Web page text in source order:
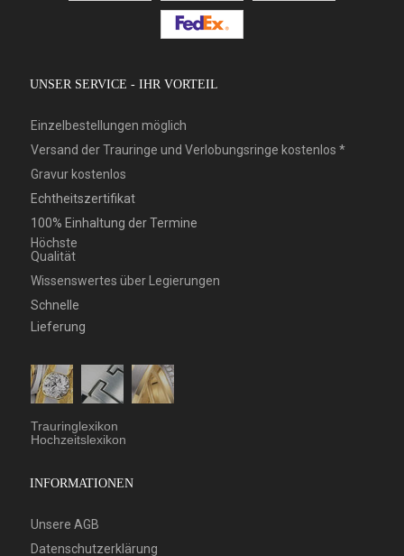
UNSER SERVICE - IHR VORTEIL
Einzelbestellungen möglich
Versand der Trauringe und Verlobungsringe kostenlos *
Gravur kostenlos
Echtheitszertifikat
100% Einhaltung der Termine
Höchste
Qualität
Wissenswertes über Legierungen
Schnelle
Lieferung
Trauringlexikon
Hochzeitslexikon
INFORMATIONEN
Unsere AGB
Datenschutzerklärung